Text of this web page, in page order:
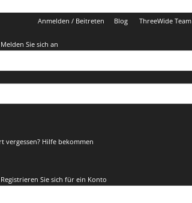
Anmelden / Beitreten Blog ThreeWide Team
Sie sich an
vergessen? Hilfe bekommen
Sie sich für ein Konto